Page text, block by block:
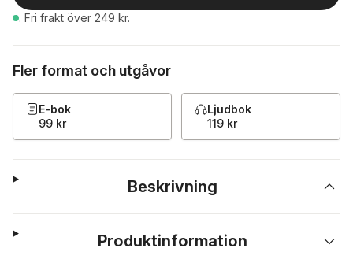
. Fri frakt över 249 kr.
Fler format och utgåvor
E-bok
99 kr
Ljudbok
119 kr
Beskrivning
Produktinformation